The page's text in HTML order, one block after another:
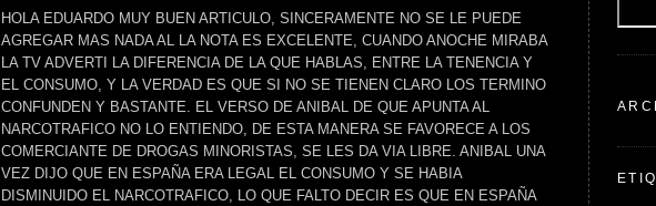
HOLA EDUARDO MUY BUEN ARTICULO, SINCERAMENTE NO SE LE PUEDE
AGREGAR MAS NADA AL LA NOTA ES EXCELENTE, CUANDO ANOCHE MIRABA
LA TV ADVERTI LA DIFERENCIA DE LA QUE HABLAS, ENTRE LA TENENCIA Y
EL CONSUMO, Y LA VERDAD ES QUE SI NO SE TIENEN CLARO LOS TERMINO
CONFUNDEN Y BASTANTE. EL VERSO DE ANIBAL DE QUE APUNTA AL
NARCOTRAFICO NO LO ENTIENDO, DE ESTA MANERA SE FAVORECE A LOS
COMERCIANTE DE DROGAS MINORISTAS, SE LES DA VIA LIBRE. ANIBAL UNA
VEZ DIJO QUE EN ESPAÑA ERA LEGAL EL CONSUMO Y SE HABIA
DISMINUIDO EL NARCOTRAFICO, LO QUE FALTO DECIR ES QUE EN ESPAÑA